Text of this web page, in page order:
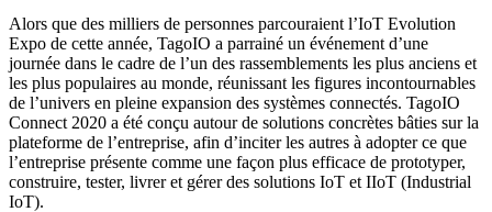
Alors que des milliers de personnes parcouraient l’IoT Evolution
Expo de cette année, TagoIO a parrainé un événement d’une
journée dans le cadre de l’un des rassemblements les plus anciens et
les plus populaires au monde, réunissant les figures incontournables
de l’univers en pleine expansion des systèmes connectés. TagoIO
Connect 2020 a été conçu autour de solutions concrètes bâties sur la
plateforme de l’entreprise, afin d’inciter les autres à adopter ce que
l’entreprise présente comme une façon plus efficace de prototyper,
construire, tester, livrer et gérer des solutions IoT et IIoT (Industrial
IoT).